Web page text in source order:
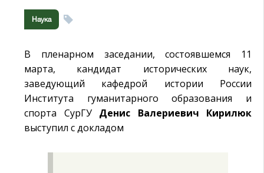
Наука
В пленарном заседании, состоявшемся 11
марта, кандидат исторических наук,
заведующий кафедрой истории России
Института гуманитарного образования и
спорта СурГУ Денис Валериевич Кирилюк
выступил с докладом